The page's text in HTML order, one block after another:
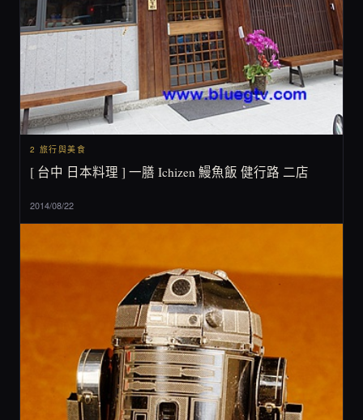
2 旅行與美食
[ 台中 日本料理 ] 一膳 Ichizen 鰻魚飯 健行路 二店
2014/08/22